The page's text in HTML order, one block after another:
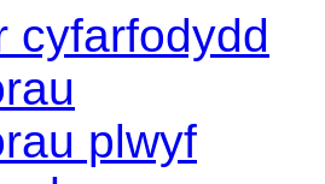
cyfarfodydd
plwyf
14:00
14:00
14:00
14:00
14:00
14:00
14:00
10:00
14:00
10:00